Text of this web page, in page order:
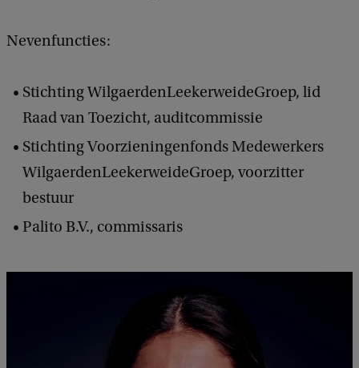
Nevenfuncties:
Stichting WilgaerdenLeekerweideGroep, lid
Raad van Toezicht, auditcommissie
Stichting Voorzieningenfonds Medewerkers
WilgaerdenLeekerweideGroep, voorzitter
bestuur
Palito B.V., commissaris